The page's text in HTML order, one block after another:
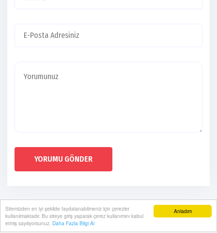
Anladım
Sitemizden en iyi şekilde faydalanabilmeniz için çerezler
kullanılmaktadır. Bu siteye giriş yaparak çerez kullanımını kabul
etmiş sayılıyorsunuz. Daha Fazla Bilgi Al
YORUMU GÖNDER